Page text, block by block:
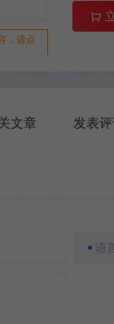
，请点
文章 发表
语